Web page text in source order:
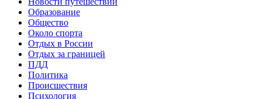
Образование
Общество
Около спорта
Отдых в России
Отдых за границей
ПДД
Политика
Происшествия
Психология